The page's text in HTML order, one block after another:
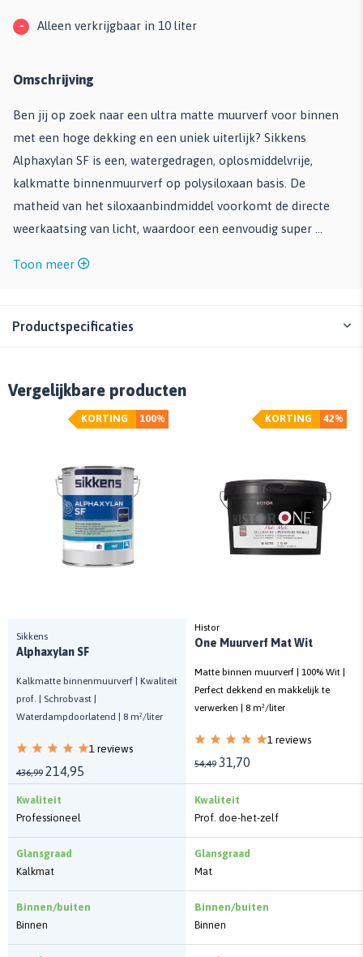
- Alleen verkrijgbaar in 10 liter
Omschrijving
Ben jij op zoek naar een ultra matte muurverf voor binnen
met een hoge dekking en een uniek uiterlijk? Sikkens
Alphaxylan SF is een, watergedragen, oplosmiddelvrije,
kalkmatte binnenmuurverf op polysiloxaan basis. De
matheid van het siloxaanbindmiddel voorkomt de directe
weerkaatsing van licht, waardoor een eenvoudig super ...
Toon meer
Productspecificaties
Vergelijkbare producten
100%
KORTING
Sikkens
Alphaxylan SF
Kalkmatte binnenmuurverf | Kwaliteit
prof. | Schrobvast |
Waterdampdoorlatend | 8 m²/liter
1 reviews
436,99 214,95
Kwaliteit
Professioneel
Glansgraad
Kalkmat
Binnen/buiten
Binnen
42%
KORTING
Histor
One Muurverf Mat Wit
Matte binnen muurverf | 100% Wit |
Perfect dekkend en makkelijk te
verwerken | 8 m²/liter
1 reviews
54,49 31,70
Kwaliteit
Prof. doe-het-zelf
Glansgraad
Mat
Binnen/buiten
Binnen